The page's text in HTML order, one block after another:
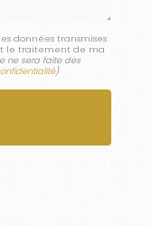
données transmises
le traitement de ma
ne sera faite des
)